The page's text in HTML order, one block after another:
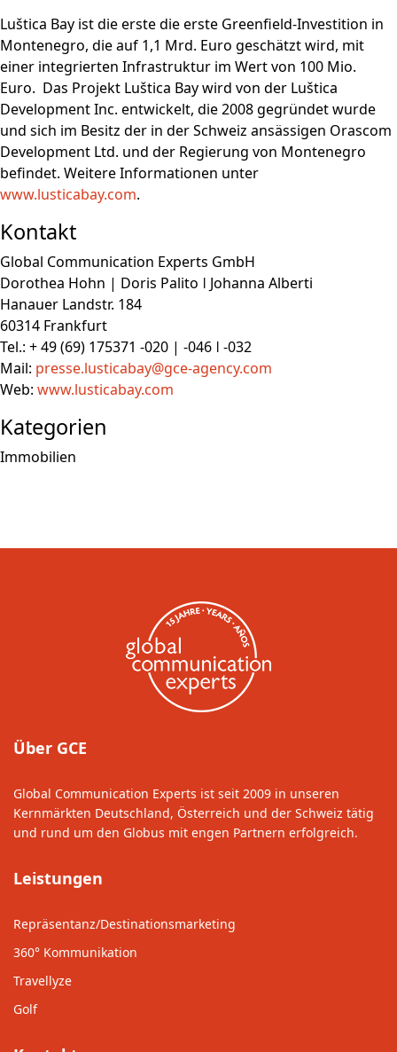
Luštica Bay ist die erste die erste Greenfield-Investition in
Montenegro, die auf 1,1 Mrd. Euro geschätzt wird, mit
einer integrierten Infrastruktur im Wert von 100 Mio.
Euro. Das Projekt Luštica Bay wird von der Luštica
Development Inc. entwickelt, die 2008 gegründet wurde
und sich im Besitz der in der Schweiz ansässigen Orascom
Development Ltd. und der Regierung von Montenegro
befindet. Weitere Informationen unter
www.lusticabay.com.
Kontakt
Global Communication Experts GmbH
Dorothea Hohn | Doris Palito ǀ Johanna Alberti
Hanauer Landstr. 184
60314 Frankfurt
Tel.: + 49 (69) 175371 -020 | -046 ǀ -032
Mail: presse.lusticabay@gce-agency.com
Web: www.lusticabay.com
Kategorien
Immobilien
Über GCE
Global Communication Experts ist seit 2009 in unseren
Kernmärkten Deutschland, Österreich und der Schweiz tätig
und rund um den Globus mit engen Partnern erfolgreich.
Leistungen
Repräsentanz/Destinationsmarketing
360° Kommunikation
Travellyze
Golf